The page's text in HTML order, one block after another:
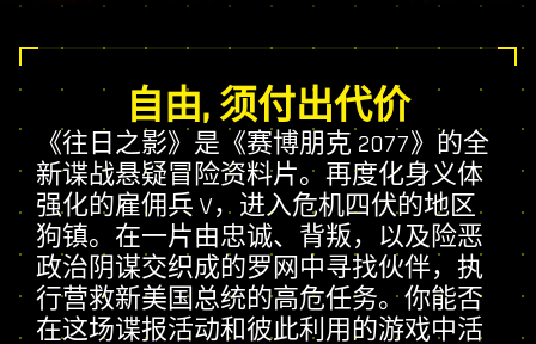
自由, 须付出代价
《往日之影》是《赛博朋克 2077》的全
新谍战悬疑冒险资料片。再度化身义体
强化的雇佣兵 V，进入危机四伏的地区
狗镇。在一片由忠诚、背叛，以及险恶
政治阴谋交织成的罗网中寻找伙伴，执
行营救新美国总统的高危任务。你能否
在这场谍报活动和彼此利用的游戏中活